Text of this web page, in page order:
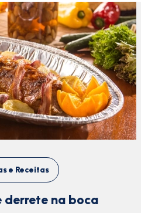
e Receitas
derrete na boca